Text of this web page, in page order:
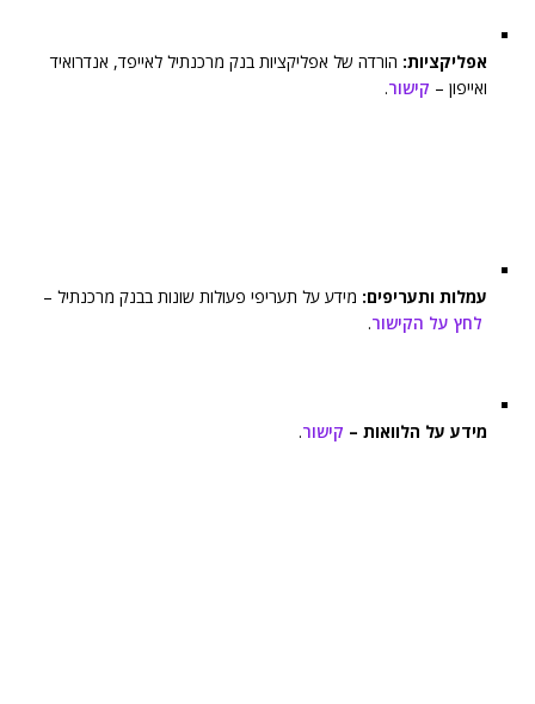
אפליקציות: הורדה של אפליקציות בנק מרכנתיל לאייפד, אנדרואיד
ואייפון – קישור.
עמלות ותעריפים: מידע על תעריפי פעולות שונות בבנק מרכנתיל –
לחץ על הקישור.
מידע על הלוואות – קישור.